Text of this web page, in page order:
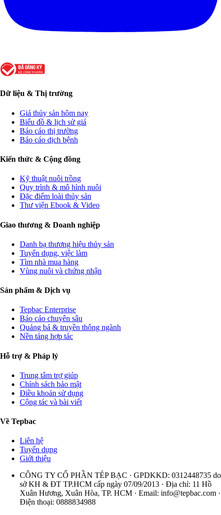
Dữ liệu & Thị trường
Giá thủy sản hôm nay
Biểu đồ & lịch sử giá
Báo cáo thị trường
Báo cáo dịch bệnh
Kiến thức & Cộng đồng
Kỹ thuật nuôi trồng
Quy trình & mô hình nuôi
Đặc điểm loài thủy sản
Thư viện Ebook & Video
Giao thương & Doanh nghiệp
Danh bạ thương hiệu thủy sản
Tuyển dụng, việc làm
Tìm nhà mua hàng
Vùng nuôi và chứng nhận
Sản phẩm & Dịch vụ
Tepbac Enterprise
Báo cáo chuyên sâu
Quảng bá & truyền thông ngành
Nền tảng hợp tác
Hỗ trợ & Pháp lý
Trung tâm trợ giúp
Chính sách bảo mật
Điều khoản sử dụng
Cộng tác và bài viết
Về Tepbac
Liên hệ
Tuyển dụng
Giới thiệu
CÔNG TY CỔ PHẦN TÉP BẠC · GPDKKD: 0312448735 do
sở KH & ĐT TP.HCM cấp ngày 07/09/2013 · Địa chỉ: 11 Hồ
Xuân Hương, Xuân Hòa, TP. HCM · Email: info@tepbac.com ·
Điện thoại: 0888834988